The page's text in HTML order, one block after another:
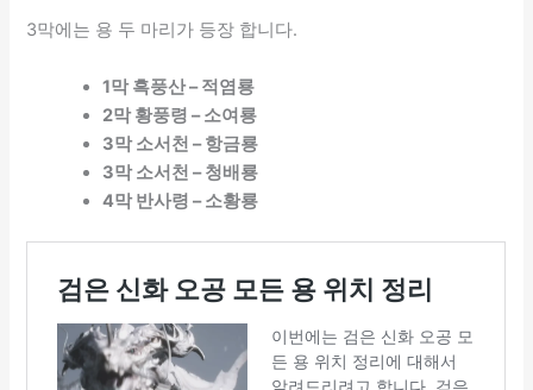
3막에는 용 두 마리가 등장 합니다.
1막 흑풍산 – 적염룡
2막 황풍령 – 소여룡
3막 소서천 – 항금룡
3막 소서천 – 청배룡
4막 반사령 – 소황룡